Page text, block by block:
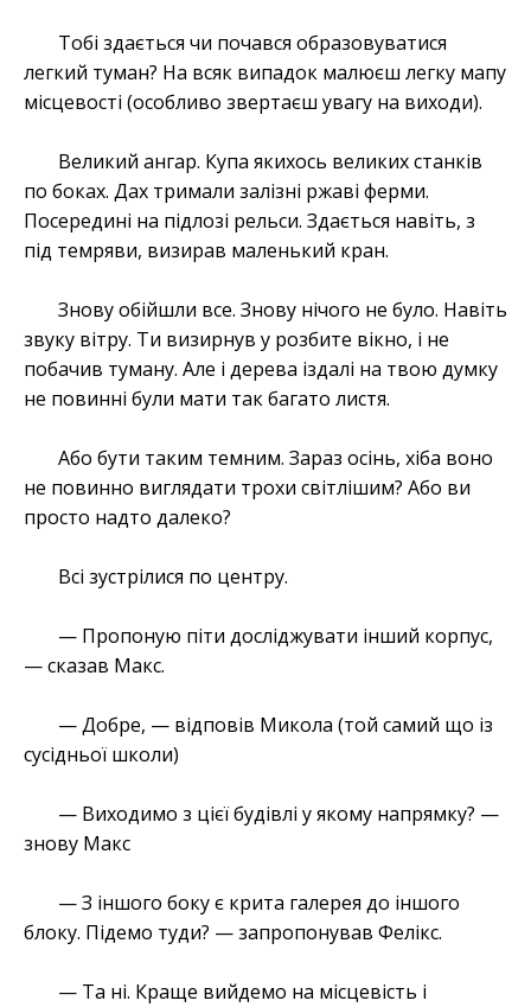
Тобі здається чи почався образовуватися
легкий туман? На всяк випадок малюєш легку мапу
місцевості (особливо звертаєш увагу на виходи).
Великий ангар. Купа якихось великих станків
по боках. Дах тримали залізні ржаві ферми.
Посередині на підлозі рельси. Здається навіть, з
під темряви, визирав маленький кран.
Знову обійшли все. Знову нічого не було. Навіть
звуку вітру. Ти визирнув у розбите вікно, і не
побачив туману. Але і дерева іздалі на твою думку
не повинні були мати так багато листя.
Або бути таким темним. Зараз осінь, хіба воно
не повинно виглядати трохи світлішим? Або ви
просто надто далеко?
Всі зустрілися по центру.
— Пропоную піти досліджувати інший корпус,
— сказав Макс.
— Добре, — відповів Микола (той самий що із
сусідньої школи)
— Виходимо з цієї будівлі у якому напрямку? —
знову Макс
— З іншого боку є крита галерея до іншого
блоку. Підемо туди? — запропонував Фелікс.
— Та ні. Краще вийдемо на місцевість і